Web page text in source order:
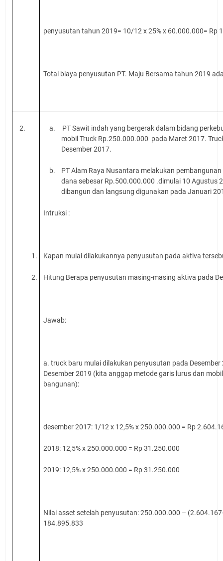
penyusutan tahun 2019= 10/12 x 25% x 60.000.000= Rp
Total biaya penyusutan PT. Maju Bersama tahun 2019
2. a. PTSawit indah yang bergerak dalam bidang
mobil Truck Rp.250.000.000 pada Maret 2017.
Desember 2017.
b.
PT Alam Raya Nusantara melakukan
dana sebesar Rp.500.000.000 .dimulai 10 Agustus
dibangun dan langsung digunakan pada Januari
Intruksi :
1. Kapan mulai dilakukannya penyusutan pada aktiva
2. Hitung Berapa penyusutan masing-masing aktiva pada
Jawab:
a. truck baru mulai dilakukan penyusutan pada
Desember 2019 (kita anggap metode garis lurus dan
bangunan):
desember 2017: 1/12 x 12,5% x 250.000.000 = Rp
2018: 12,5% x 250.000.000 = Rp 31.250.000
2019: 12,5% x 250.000.000 = Rp 31.250.000
Nilai asset setelah penyusutan: 250.000.000 –
184.895.833